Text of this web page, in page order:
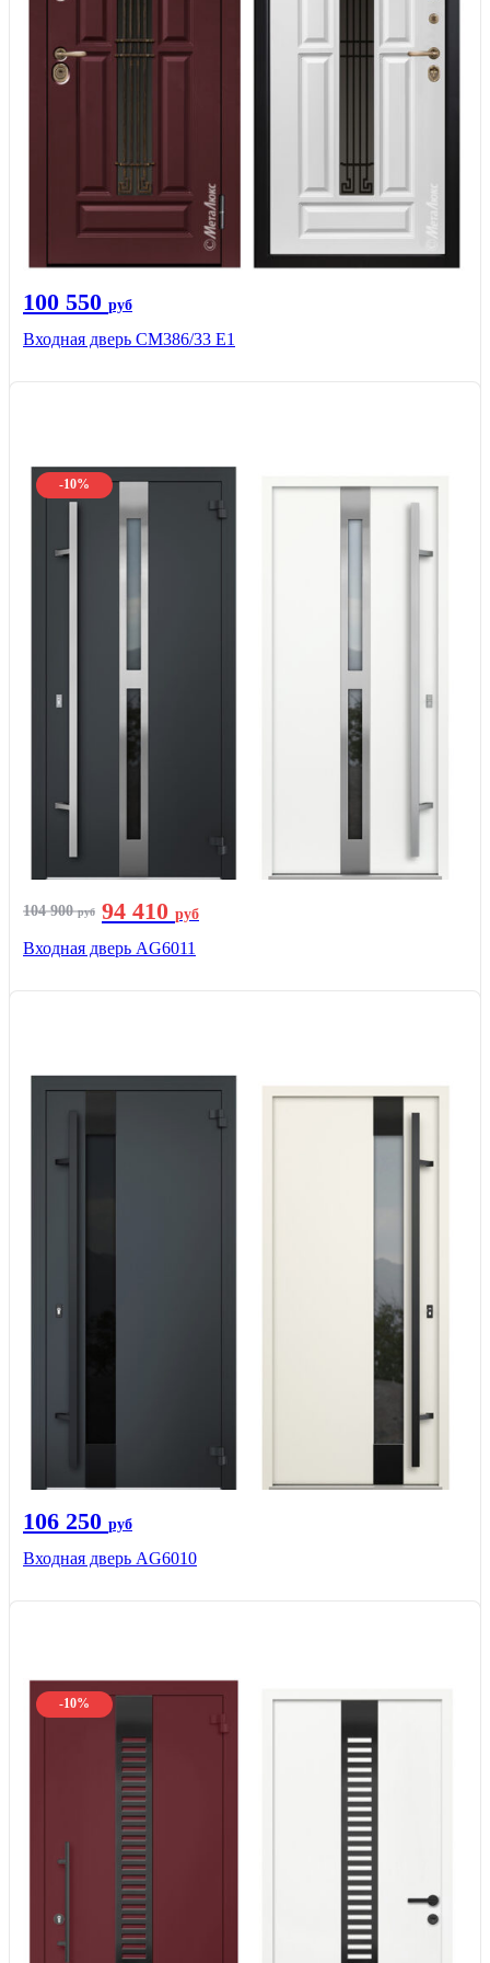
100 550 руб
Входная дверь СМ386/33 Е1
-10%
104 900руб 94 410 руб
Входная дверь AG6011
106 250 руб
Входная дверь AG6010
-10%